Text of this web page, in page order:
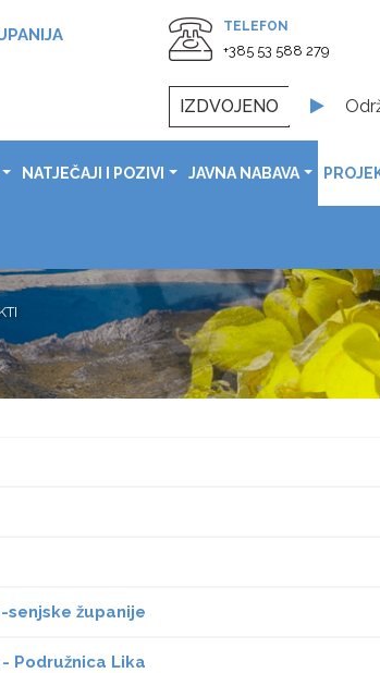
TELEFON
+385 53 588 279
IZDVOJENO
NATJEČAJI I POZIVI JAVNA NABAVA
senjske županije
Podružnica Lika